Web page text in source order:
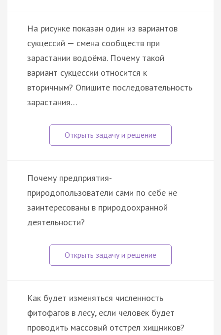
На рисунке показан один из вариантов
сукцессий — смена сообществ при
зарастании водоёма. Почему такой
вариант сукцессии относится к
вторичным? Опишите последовательность
зарастания…
Почему предприятия-
природопользователи сами по себе не
заинтересованы в природоохранной
деятельности?
Как будет изменяться численность
фитофагов в лесу, если человек будет
проводить массовый отстрел хищников?